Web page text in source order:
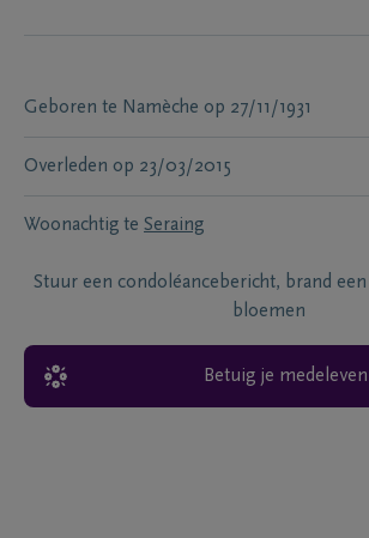
Geboren te Namèche op 27/11/1931
Overleden op 23/03/2015
Woonachtig te Seraing
Stuur een condoléancebericht, brand een
bloemen
Betuig je medeleven